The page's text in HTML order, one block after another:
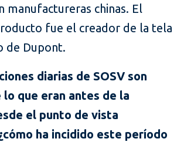
manufactureras chinas. El
fue el creador de la tela
de Dupont.
diarias de SOSV son
que eran antes de la
el punto de vista
ha incidido este período